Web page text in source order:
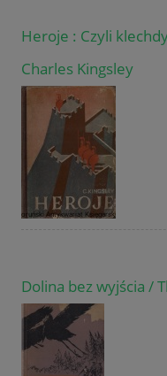
Heroje : Czyli
Charles Kingsley
Dolina bez wyjścia /